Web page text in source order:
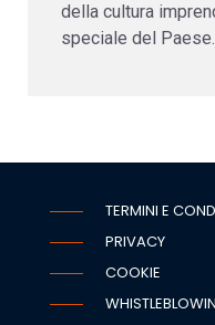
della cultura
speciale del Paese.
TERMINI E
PRIVACY
COOKIE